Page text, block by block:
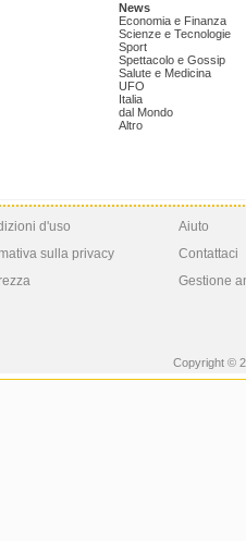
News
Economia e Finanza
Scienze e Tecnologie
Sport
Spettacolo e Gossip
Salute e Medicina
UFO
Italia
dal Mondo
Altro
d'uso
sulla privacy
Aiuto
Contattaci
Gestione
Copyright ©